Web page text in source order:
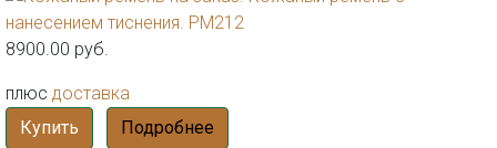
8900.00 руб.
плюс доставка
Купить
Подробнее